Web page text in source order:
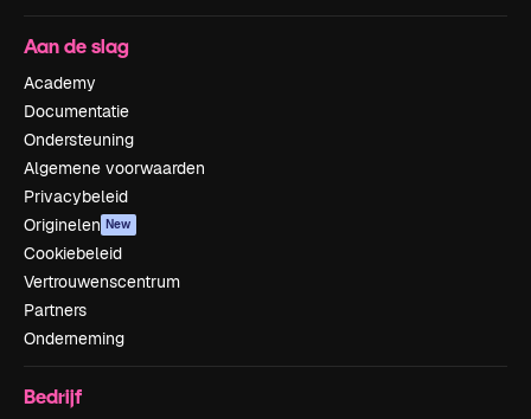
Aan de slag
Academy
Documentatie
Ondersteuning
Algemene voorwaarden
Privacybeleid
Originelen New
Cookiebeleid
Vertrouwenscentrum
Partners
Onderneming
Bedrijf